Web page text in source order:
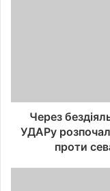
Через
УДАРу
проти